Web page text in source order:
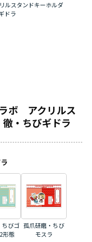
ルスタンドキーホルダ
ドラ
ボ アクリルス
・ちびギドラ
ちびゴ
形態
孤爪研磨・ちび
モスラ